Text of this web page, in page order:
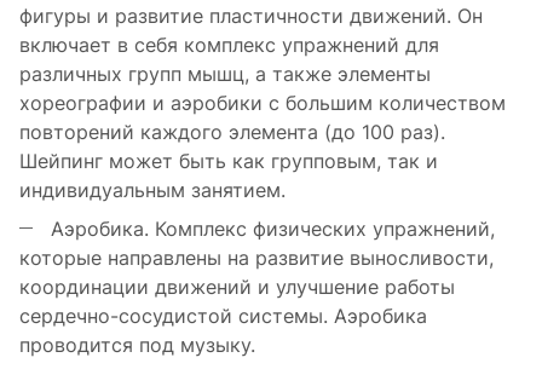
фигуры и развитие пластичности движений. Он
включает в себя комплекс упражнений для
различных групп мышц, а также элементы
хореографии и аэробики с большим количеством
повторений каждого элемента (до 100 раз).
Шейпинг может быть как групповым, так и
индивидуальным занятием.
Аэробика. Комплекс физических упражнений,
которые направлены на развитие выносливости,
координации движений и улучшение работы
сердечно-сосудистой системы. Аэробика
проводится под музыку.